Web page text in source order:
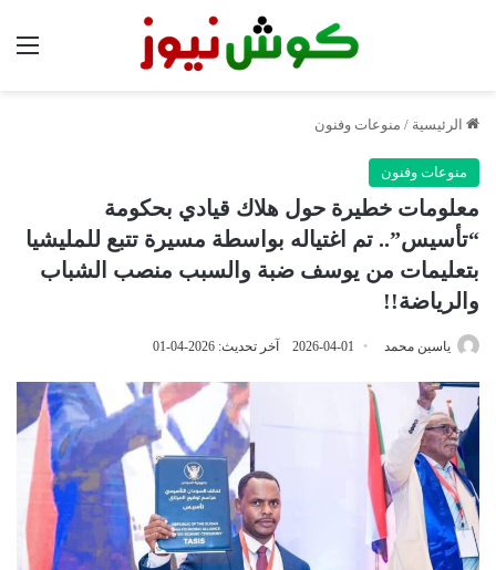
الرئيسية / منوعات وفنون
منوعات وفنون
معلومات خطيرة حول هلاك قيادي بحكومة
“تأسيس”.. تم اغتياله بواسطة مسيرة تتبع للمليشيا
بتعليمات من يوسف ضبة والسبب منصب الشباب
والرياضة!!
ياسين محمد 2026-04-01 آخر تحديث: 2026-04-01